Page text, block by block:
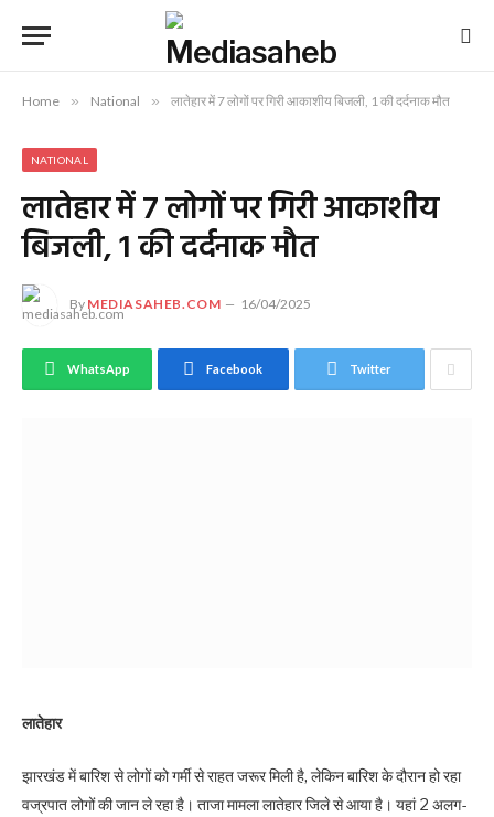
Home » National » लातेहार में 7 लोगों पर गिरी आकाशीय बिजली, 1 की दर्दनाक मौत
NATIONAL
लातेहार में 7 लोगों पर गिरी आकाशीय
बिजली, 1 की दर्दनाक मौत
By MEDIASAHEB.COM 16/04/2025
WhatsApp Facebook Twitter
लातेहार
झारखंड में बारिश से लोगों को गर्मी से राहत जरूर मिली है, लेकिन बारिश के दौरान हो रहा
वज्रपात लोगों की जान ले रहा है। ताजा मामला लातेहार जिले से आया है। यहां 2 अलग-